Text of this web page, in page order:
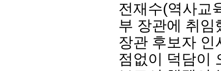
결산 공시
포토뉴
영상갤
전재수(역사교
부 장관에 취임
장관 후보자
점없이 덕담이